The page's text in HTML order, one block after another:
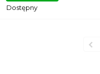
Dostępny